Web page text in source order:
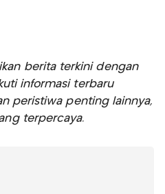
berita terkini dengan
informasi terbaru
peristiwa penting lainnya,
terpercaya.